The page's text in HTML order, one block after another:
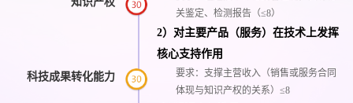
科技成果转化能力
关鉴定、检测报告（≤8）
2）对主要产品（服务）在技术上发挥
核心支持作用
要求：支撑主营收入（销售或服务合同
体现与知识产权的关系）≤8